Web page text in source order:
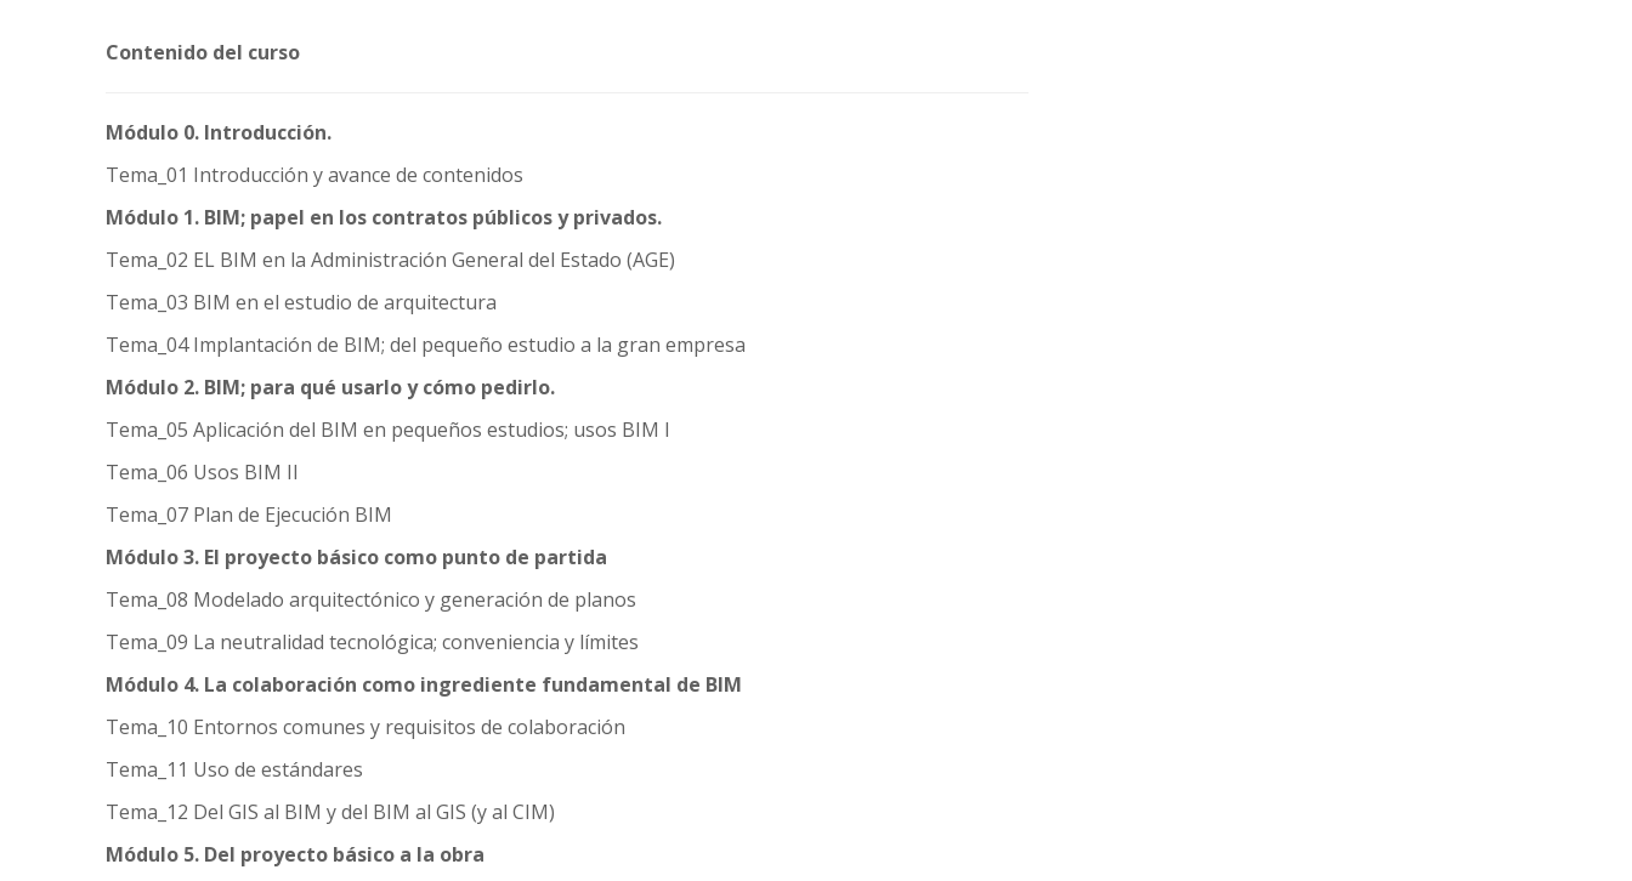
Contenido del curso
Módulo 0. Introducción.
Tema_01 Introducción y avance de contenidos
Módulo 1. BIM; papel en los contratos públicos y privados.
Tema_02 EL BIM en la Administración General del Estado (AGE)
Tema_03 BIM en el estudio de arquitectura
Tema_04 Implantación de BIM; del pequeño estudio a la gran empresa
Módulo 2. BIM; para qué usarlo y cómo pedirlo.
Tema_05 Aplicación del BIM en pequeños estudios; usos BIM I
Tema_06 Usos BIM II
Tema_07 Plan de Ejecución BIM
Módulo 3. El proyecto básico como punto de partida
Tema_08 Modelado arquitectónico y generación de planos
Tema_09 La neutralidad tecnológica; conveniencia y límites
Módulo 4. La colaboración como ingrediente fundamental de BIM
Tema_10 Entornos comunes y requisitos de colaboración
Tema_11 Uso de estándares
Tema_12 Del GIS al BIM y del BIM al GIS (y al CIM)
Módulo 5. Del proyecto básico a la obra